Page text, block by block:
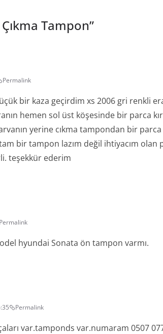
Tampon”
Permalink
bir kaza geçirdim xs 2006 gri renkli
hemen sol üst köşesinde bir parca
yerine cıkma tampondan bir
bir tampon lazım değil ihtiyacım olan
teşekkür ederim
Permalink
hyundai Sonata ön tampon varmı.
Permalink
var.tamponds var.numaram 0507